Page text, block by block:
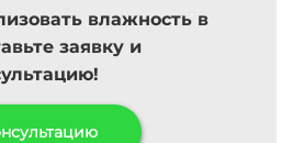
влажность в
заявку и